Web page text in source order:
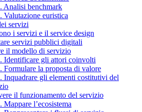
Analisi benchmark
Valutazione euristica
servizi
i servizi e il service design
servizi pubblici digitali
il modello di servizio
Identificare gli attori coinvolti
Formulare la proposta di valore
Inquadrare gli elementi costitutivi del
il funzionamento del servizio
Mappare l’ecosistema